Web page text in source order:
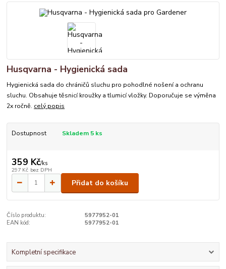
Husqvarna - Hygienická sada
Hygienická sada do chráničů sluchu pro pohodlné nošení a ochranu
sluchu. Obsahuje těsnicí kroužky a tlumicí vložky. Doporučuje se výměna
2x ročně. celý popis
Dostupnost Skladem 5 ks
359 Kč/ks
297 Kč bez DPH
Přidat do košíku
Číslo produktu:
5977952-01
EAN kód:
5977952-01
Kompletní specifikace